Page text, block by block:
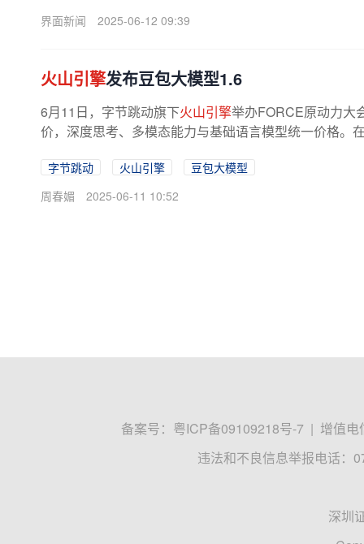
界面新闻
2025-06-12 09:39
火山引擎发布豆包大模型1.6
6月11日，字节跳动旗下火山引擎举办FORCE原动力大
价，深度思考、多模态能力与基础语言模型统一价格。
字节跳动 火山引擎
豆包大模型
周春媚
2025-06-11 10:52
备案号： 粤ICP备09109218号-7 | 增值电
违法和不良信息举报电话：
深圳